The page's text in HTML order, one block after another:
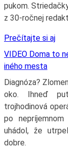
pukom.
z 30-ročnej
Prečítajte si aj
VIDEO Doma to
iného mesta
Diagnóza?
oko. Ihneď
trojhodinová
po
uhádol, že
dobre.